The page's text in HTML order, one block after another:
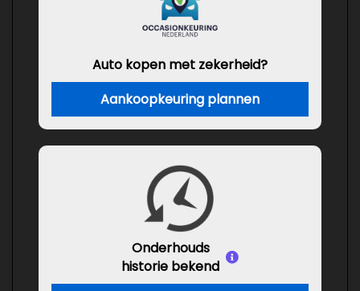
Auto kopen met zekerheid?
Aankoopkeuring plannen
Onderhouds
historie bekend